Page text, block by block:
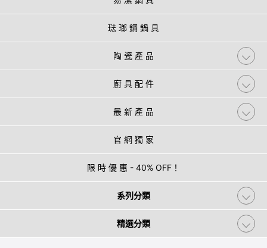
琺 瑯 鋼 鍋 具
陶 瓷 產 品
廚 具 配 件
最 新 產 品
官 網 獨 家
限 時 優 惠 - 40% OFF！
系列分類
精選分類